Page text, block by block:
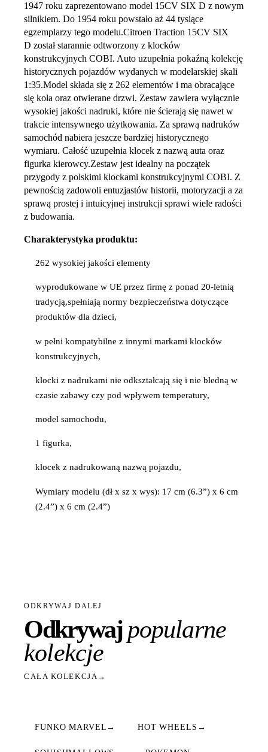
1947 roku zaprezentowano model 15CV SIX D z nowym
silnikiem. Do 1954 roku powstało aż 44 tysiące
egzemplarzy tego modelu.Citroen Traction 15CV SIX
D został starannie odtworzony z klocków
konstrukcyjnych COBI. Auto uzupełnia pokaźną kolekcję
historycznych pojazdów wydanych w modelarskiej skali
1:35.Model składa się z 262 elementów i ma obracające
się koła oraz otwierane drzwi. Zestaw zawiera wyłącznie
wysokiej jakości nadruki, które nie ścierają się nawet w
trakcie intensywnego użytkowania. Za sprawą nadruków
samochód nabiera jeszcze bardziej historycznego
wymiaru. Całość uzupełnia klocek z nazwą auta oraz
figurka kierowcy.Zestaw jest idealny na początek
przygody z polskimi klockami konstrukcyjnymi COBI. Z
pewnością zadowoli entuzjastów historii, motoryzacji a za
sprawą prostej i intuicyjnej instrukcji sprawi wiele radości
z budowania.
Charakterystyka produktu:
262 wysokiej jakości elementy
wyprodukowane w UE przez firmę z ponad 20-letnią
tradycją,spełniają normy bezpieczeństwa dotyczące
produktów dla dzieci,
w pełni kompatybilne z innymi markami klocków
konstrukcyjnych,
klocki z nadrukami nie odkształcają się i nie bledną w
czasie zabawy czy pod wpływem temperatury,
model samochodu,
1 figurka,
klocek z nadrukowaną nazwą pojazdu,
Wymiary modelu (dł x sz x wys): 17 cm (6.3”) x 6 cm
(2.4”) x 6 cm (2.4”)
ODKRYWAJ DALEJ
Odkrywajpopularne
kolekcje
CAŁA KOLEKCJA →
FUNKO MARVEL → HOT WHEELS →